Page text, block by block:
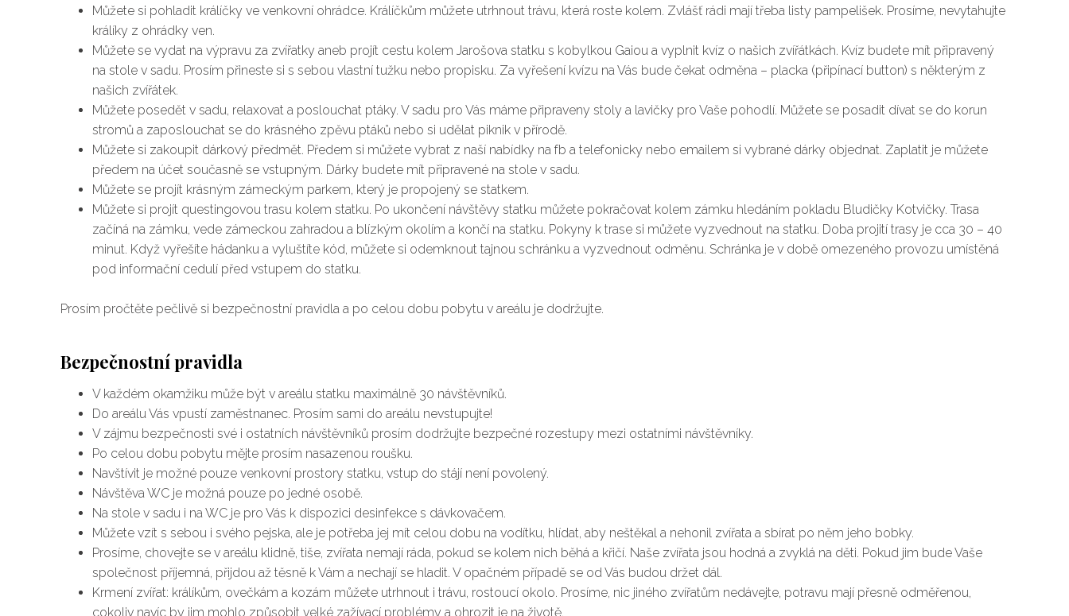
Můžete si pohladit králíčky ve venkovní ohrádce. Králíčkům můžete utrhnout trávu, která roste kolem. Zvlášť rádi mají třeba listy pampelišek. Prosíme, nevytahujte
králíky z ohrádky ven.
Můžete se vydat na výpravu za zvířatky aneb projít cestu kolem Jarošova statku s kobylkou Gaiou a vyplnit kvíz o našich zvířátkách. Kvíz budete mít připravený
na stole v sadu. Prosím přineste si s sebou vlastní tužku nebo propisku. Za vyřešení kvízu na Vás bude čekat odměna – placka (připínací button) s některým z
našich zvířátek.
Můžete posedět v sadu, relaxovat a poslouchat ptáky. V sadu pro Vás máme připraveny stoly a lavičky pro Vaše pohodlí. Můžete se posadit dívat se do korun
stromů a zaposlouchat se do krásného zpěvu ptáků nebo si udělat piknik v přírodě.
Můžete si zakoupit dárkový předmět. Předem si můžete vybrat z naší nabídky na fb a telefonicky nebo emailem si vybrané dárky objednat. Zaplatit je můžete
předem na účet současně se vstupným. Dárky budete mít připravené na stole v sadu.
Můžete se projít krásným zámeckým parkem, který je propojený se statkem.
Můžete si projít questingovou trasu kolem statku. Po ukončení návštěvy statku můžete pokračovat kolem zámku hledáním pokladu Bludičky Kotvičky. Trasa
začíná na zámku, vede zámeckou zahradou a blízkým okolím a končí na statku. Pokyny k trase si můžete vyzvednout na statku. Doba projití trasy je cca 30 – 40
minut. Když vyřešíte hádanku a vyluštíte kód, můžete si odemknout tajnou schránku a vyzvednout odměnu. Schránka je v době omezeného provozu umístěná
pod informační cedulí před vstupem do statku.
Prosím pročtěte pečlivě si bezpečnostní pravidla a po celou dobu pobytu v areálu je dodržujte.
Bezpečnostní pravidla
V každém okamžiku může být v areálu statku maximálně 30 návštěvníků.
Do areálu Vás vpustí zaměstnanec. Prosím sami do areálu nevstupujte!
V zájmu bezpečnosti své i ostatních návštěvníků prosím dodržujte bezpečné rozestupy mezi ostatními návštěvníky.
Po celou dobu pobytu mějte prosím nasazenou roušku.
Navštívit je možné pouze venkovní prostory statku, vstup do stájí není povolený.
Návštěva WC je možná pouze po jedné osobě.
Na stole v sadu i na WC je pro Vás k dispozici desinfekce s dávkovačem.
Můžete vzít s sebou i svého pejska, ale je potřeba jej mít celou dobu na vodítku, hlídat, aby neštěkal a nehonil zvířata a sbírat po něm jeho bobky.
Prosíme, chovejte se v areálu klidně, tiše, zvířata nemají ráda, pokud se kolem nich běhá a křičí. Naše zvířata jsou hodná a zvyklá na děti. Pokud jim bude Vaše
společnost příjemná, přijdou až těsně k Vám a nechají se hladit. V opačném případě se od Vás budou držet dál.
Krmení zvířat: králíkům, ovečkám a kozám můžete utrhnout i trávu, rostoucí okolo. Prosíme, nic jiného zvířatům nedávejte, potravu mají přesně odměřenou,
cokoliv navíc by jim mohlo způsobit velké zažívací problémy a ohrozit je na životě.